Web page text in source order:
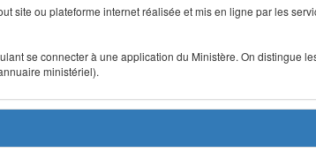
site ou plateforme internet réalisée et mis en ligne par les
se connecter à une application du Ministère. On distingue
ministériel).